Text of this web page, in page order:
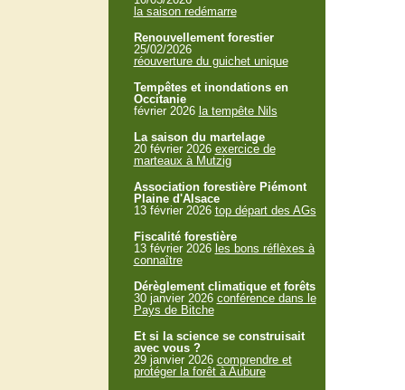
la saison redémarre
Renouvellement forestier
25/02/2026
réouverture du guichet unique
Tempêtes et inondations en
Occitanie
février 2026 la tempête Nils
La saison du martelage
20 février 2026 exercice de
marteaux à Mutzig
Association forestière Piémont
Plaine d'Alsace
13 février 2026 top départ des AGs
Fiscalité forestière
13 février 2026 les bons réflèxes à
connaître
Dérèglement climatique et forêts
30 janvier 2026 conférence dans le
Pays de Bitche
Et si la science se construisait
avec vous ?
29 janvier 2026 comprendre et
protéger la forêt à Aubure